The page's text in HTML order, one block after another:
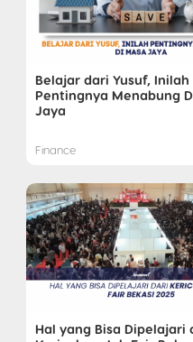
Belajar dari Yusuf, Inilah
Pentingnya Menabung
Jaya
Finance
Hal yang Bisa Dipelajari